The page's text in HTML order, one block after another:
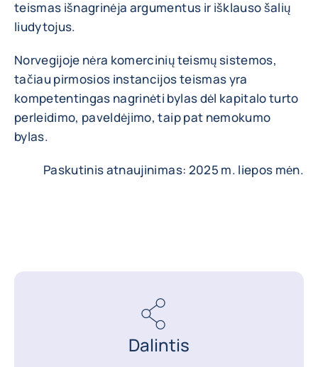
teismas išnagrinėja argumentus ir išklauso šalių
liudytojus.
Norvegijoje nėra komercinių teismų sistemos,
tačiau pirmosios instancijos teismas yra
kompetentingas nagrinėti bylas dėl kapitalo turto
perleidimo, paveldėjimo, taip pat nemokumo
bylas.
Paskutinis atnaujinimas: 2025 m. liepos mėn.
Dalintis